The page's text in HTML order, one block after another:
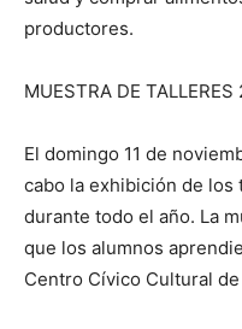
productores.
MUESTRA DE TALLERES
El domingo 11 de
cabo la exhibición de los
durante todo el año. La
que los alumnos
Centro Cívico Cultural